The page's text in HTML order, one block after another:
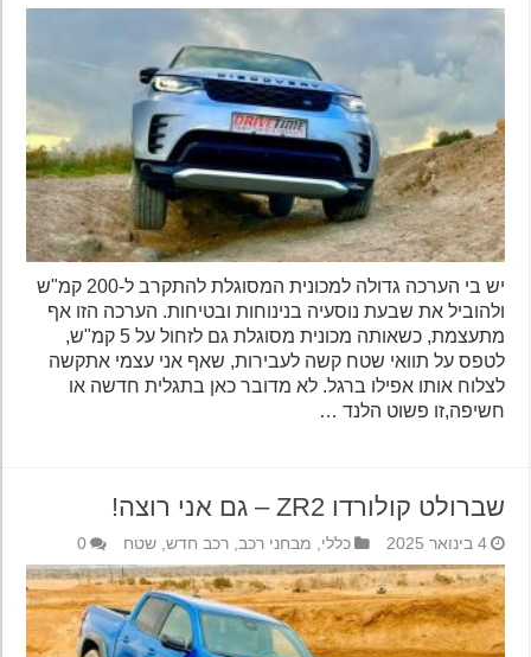
יש בי הערכה גדולה למכונית המסוגלת להתקרב ל-200 קמ"ש
ולהוביל את שבעת נוסעיה בנינוחות ובטיחות. הערכה הזו אף
מתעצמת, כשאותה מכונית מסוגלת גם לזחול על 5 קמ"ש,
לטפס על תוואי שטח קשה לעבירות, שאף אני עצמי אתקשה
לצלוח אותו אפילו ברגל. לא מדובר כאן בתגלית חדשה או
חשיפה,זו פשוט הלנד …
שברולט קולורדו ZR2 – גם אני רוצה!
4 בינואר 2025 כללי,מבחני רכב,רכב חדש,שטח 0